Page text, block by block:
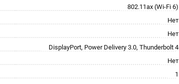
802.11ax (Wi-Fi 6)
Нет
Нет
DisplayPort, Power Delivery 3.0, Thunderbolt 4
Нет
1